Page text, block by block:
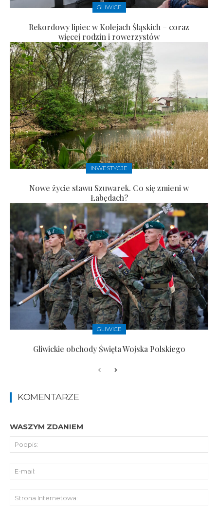
GLIWICE
Rekordowy lipiec w Kolejach Śląskich – coraz
więcej rodzin i rowerzystów
INWESTYCJE
Nowe życie stawu Szuwarek. Co się zmieni w
Łabędach?
GLIWICE
Gliwickie obchody Święta Wojska Polskiego
KOMENTARZE
WASZYM ZDANIEM